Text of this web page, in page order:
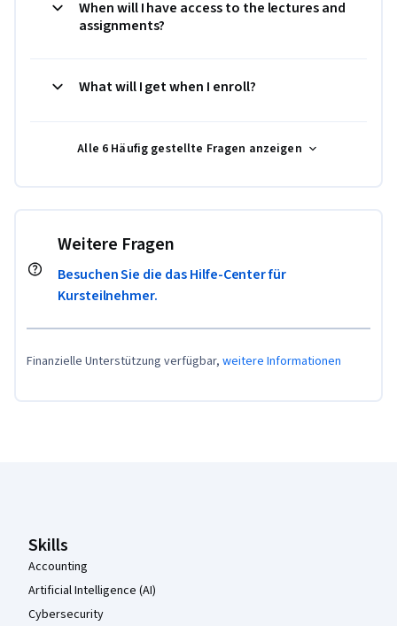
When will I have access to the lectures and
assignments?
What will I get when I enroll?
Alle 6 Häufig gestellte Fragen anzeigen
Weitere Fragen
Besuchen Sie die das Hilfe-Center für
Kursteilnehmer.
Finanzielle Unterstützung verfügbar, weitere Informationen
Skills
Accounting
Artificial Intelligence (AI)
Cybersecurity